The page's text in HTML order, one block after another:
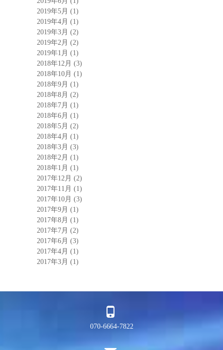
2019年5月 (1)
2019年4月 (1)
2019年3月 (2)
2019年2月 (2)
2019年1月 (1)
2018年12月 (3)
2018年10月 (1)
2018年9月 (1)
2018年8月 (2)
2018年7月 (1)
2018年6月 (1)
2018年5月 (2)
2018年4月 (1)
2018年3月 (3)
2018年2月 (1)
2018年1月 (1)
2017年12月 (2)
2017年11月 (1)
2017年10月 (3)
2017年9月 (1)
2017年8月 (1)
2017年7月 (2)
2017年6月 (3)
2017年4月 (1)
2017年3月 (1)
070-6664-7822